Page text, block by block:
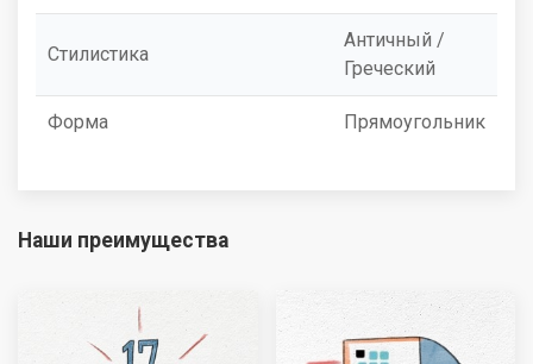
Стилистика
Античный /
Греческий
Форма Прямоугольник
Наши преимущества